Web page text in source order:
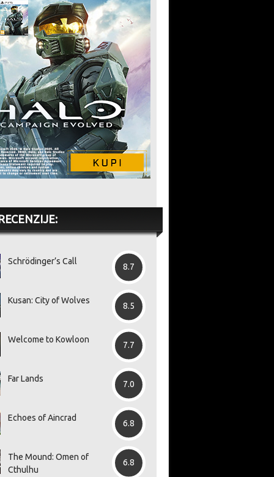
Schrödinger’s Call
8.7
Kusan: City of Wolves
8.5
Welcome to Kowloon
7.7
Far Lands
7.0
Echoes of Aincrad
6.8
The Mound: Omen of
Cthulhu
6.8